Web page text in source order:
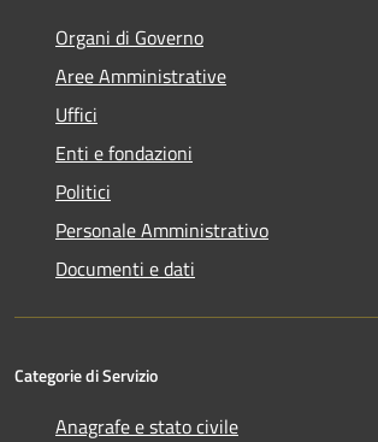
Organi di Governo
Aree Amministrative
Uffici
Enti e fondazioni
Politici
Personale Amministrativo
Documenti e dati
Categorie di Servizio
Anagrafe e stato civile